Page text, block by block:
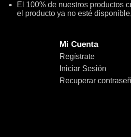
El 100% de nuestros productos
el producto ya no esté
Mi Cuenta
Regístrate
Iniciar Sesión
Recuperar